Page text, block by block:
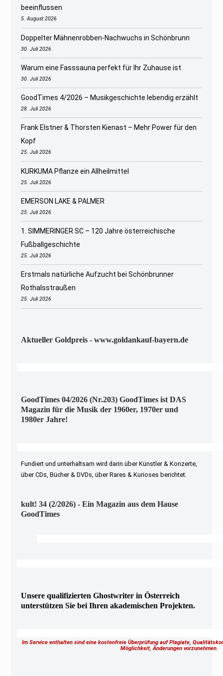
beeinflussen
5. August 2026
Doppelter Mähnenrobben-Nachwuchs in Schönbrunn
30. Juli 2026
Warum eine Fasssauna perfekt für Ihr Zuhause ist
30. Juli 2026
GoodTimes 4/2026 – Musikgeschichte lebendig erzählt
28. Juli 2026
Frank Elstner & Thorsten Kienast – Mehr Power für den
Kopf
25. Juli 2026
KURKUMA Pflanze ein Allheilmittel
25. Juli 2026
EMERSON LAKE & PALMER
25. Juli 2026
1. SIMMERINGER SC – 120 Jahre österreichische
Fußballgeschichte
25. Juli 2026
Erstmals natürliche Aufzucht bei Schönbrunner
Rothalsstraußen
25. Juli 2026
Aktueller Goldpreis - www.goldankauf-bayern.de
GoodTimes 04/2026 (Nr.203) GoodTimes ist DAS
Magazin für die Musik der 1960er, 1970er und
1980er Jahre!
Fundiert und unterhaltsam wird darin über Künstler & Konzerte,
über CDs, Bücher & DVDs, über Rares & Kurioses berichtet.
kult! 34 (2/2026) - Ein Magazin aus dem Hause
GoodTimes
Unsere qualifizierten Ghostwriter in Österreich
unterstützen Sie bei Ihren akademischen Projekten.
Im Service enthalten sind eine kostenfreie Überprüfung auf Plagiate,
Möglichkeit, Änderungen vorzunehmen.